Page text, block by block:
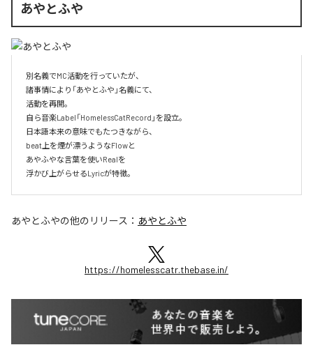
あやとふや
別名義でMC活動を行っていたが、
諸事情により「あやとふや」名義にて、
活動を再開。
自ら音楽Label「HomelessCatRecord」を設立。
日本語本来の意味でもたつきながら、
beat上を煙が漂うようなFlowと
あやふやな言葉を使いRealを
浮かび上がらせるLyricが特徴。
あやとふやの他のリリース： あやとふや
https://homelesscatr.thebase.in/